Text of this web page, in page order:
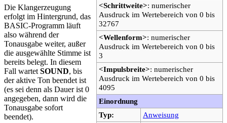
<Schrittweite>: numerischer
Ausdruck im Wertebereich von 0 bis
32767
<Wellenform>: numerischer
Ausdruck im Wertebereich von 0 bis
3
<Impulsbreite>: numerischer
Ausdruck im Wertebereich von 0 bis
4095
Einordnung
Typ:
Anweisung
Die Klangerzeugung
erfolgt im Hintergrund, das
BASIC-Programm läuft
also während der
Tonausgabe weiter, außer
die ausgewählte Stimme ist
bereits belegt. In diesem
Fall wartet SOUND, bis
der aktive Ton beendet ist
(es sei denn als Dauer ist 0
angegeben, dann wird die
Tonausgabe sofort
beendet).